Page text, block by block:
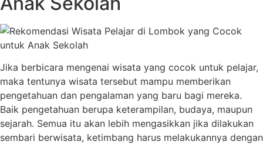
Jika berbicara mengenai wisata yang cocok untuk pelajar,
maka tentunya wisata tersebut mampu memberikan
pengetahuan dan pengalaman yang baru bagi mereka.
Baik pengetahuan berupa keterampilan, budaya, maupun
sejarah. Semua itu akan lebih mengasikkan jika dilakukan
sembari berwisata, ketimbang harus melakukannya dengan